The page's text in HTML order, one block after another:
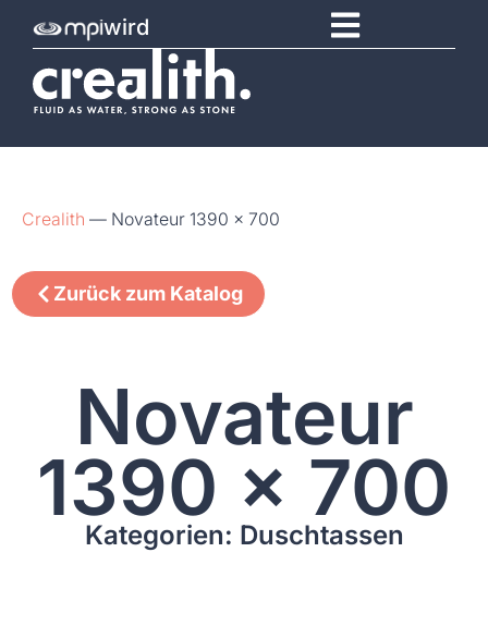
wird
Crealith — Novateur 1390 x 700
Zurück zum Katalog
Novateur
1390 x 700
Kategorien: Duschtassen